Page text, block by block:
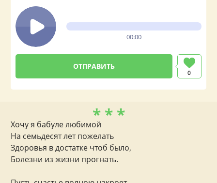
00:00
0
* * *
Хочу я бабуле любимой
На семьдесят лет пожелать
Здоровья в достатке чтоб было,
Болезни из жизни прогнать.